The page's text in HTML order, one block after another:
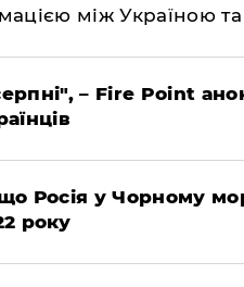
між Україною
– Fire Point
Росія у Чорному
року